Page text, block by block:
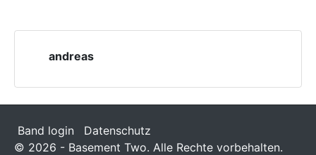
andreas
Band login
Datenschutz
© 2026 - Basement Two. Alle Rechte vorbehalten.